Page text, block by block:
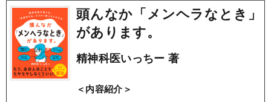
頭んなか「メンヘラなとき」
があります。
精神科医いっちー 著
＜内容紹介＞